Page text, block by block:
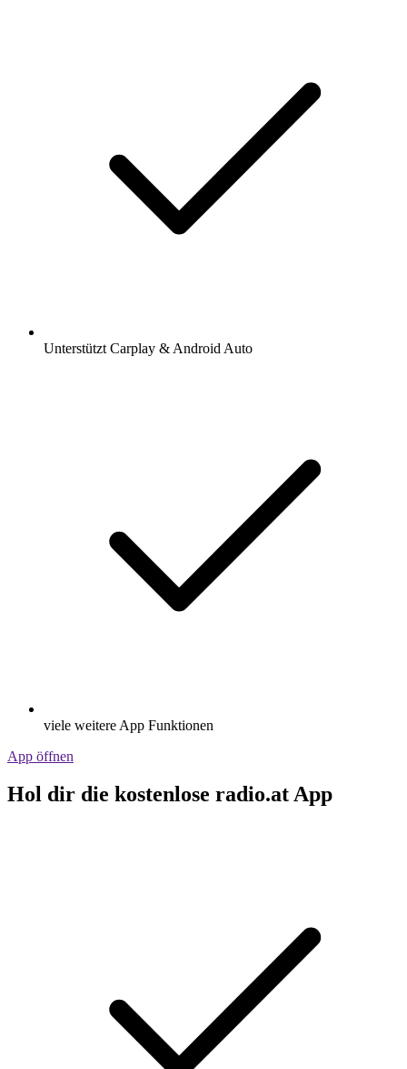
Unterstützt Carplay & Android Auto
viele weitere App Funktionen
App öffnen
Hol dir die kostenlose radio.at App